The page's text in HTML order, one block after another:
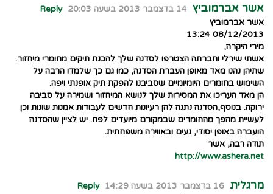
אשר אברמוביץ 14 בדצמבר 2013 בשעה 20:03
Reply
אשר אברמוביץ
08/12/2013 13:24
מירי היקרה,
אשתי שירלי וחברתה הצטרפו לסדנה שלך להכנת תיקים מחומרי מיחזור.
שתיהן נהנו מאד מאופן העברת הסדנה, כמו גם כך שלמדו הרבה על
השימוש בחומרים היומיומיים שסביבנו להפקת תיק אופנתי ויפה.
הן מאד העריכו את המסירות שלך לנושא המיחזור ושמירה על סביבה
ירוקה. בנוסף,הסדנה נתנה להן רעיונות חדשים לעבודות אמנות שונות וכן
לעשיית מהפך מהחומרים שבמקורם מיועדים לפח. יש לציין שהסדנה
הועברה באופן יסודי, נעים ובאווירה משפחתית.
תודה רבה, אשר
http://www.ashera.net
מרגלית 16 בדצמבר 2013 בשעה 14:29
Reply